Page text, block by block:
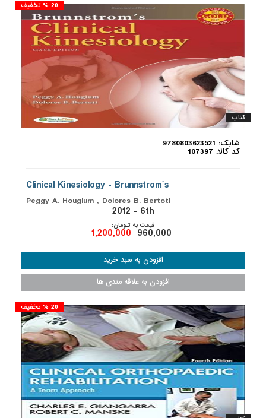
کتاب
20 % تخفیف
شابک: 9780803623521
کد کالا: 107397
Clinical Kinesiology - Brunnstrom`s
Peggy A. Houglum , Dolores B. Bertoti
2012 - 6th
قیمت به تـومان:
960,000
1,200,000
20 % تخفیف